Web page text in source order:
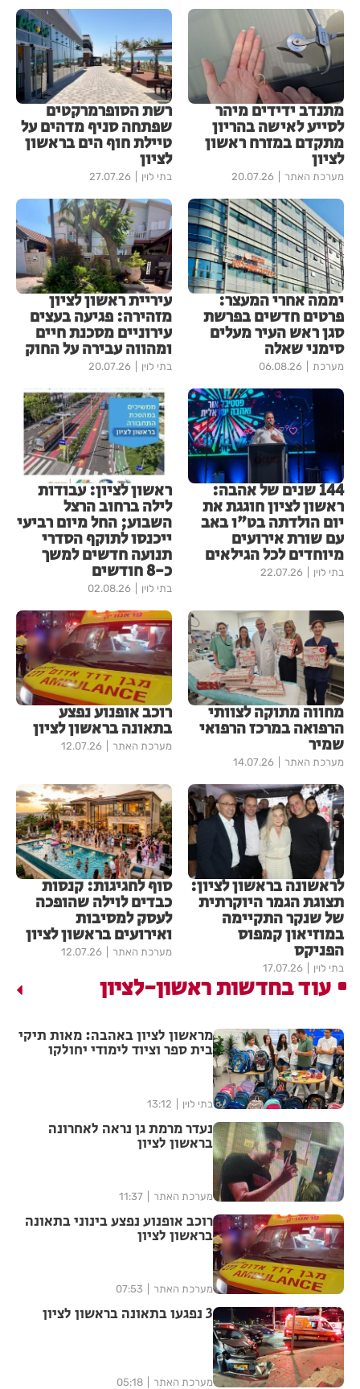
מתנדב ידידים מיהר
לסייע לאישה בהריון
מתקדם במזרח ראשון
לציון
מערכת האתר 20.07.26
רשת הסופרמרקטים
שפתחה סניף מדהים על
טיילת חוף הים בראשון
לציון
בתי לוין 27.07.26
יממה אחרי המעצר:
פרטים חדשים בפרשת
סגן ראש העיר מעלים
סימני שאלה
מערכת 06.08.26
עיריית ראשון לציון
מזהירה: פגיעה בעצים
עירוניים מסכנת חיים
ומהווה עבירה על החוק
בתי לוין 20.07.26
144 שנים של אהבה:
ראשון לציון חוגגת את
יום הולדתה בט"ו באב
עם שורת אירועים
מיוחדים לכל הגילאים
בתי לוין 22.07.26
ראשון לציון: עבודות
לילה ברחוב הרצל
השבוע; החל מיום רביעי
ייכנסו לתוקף הסדרי
תנועה חדשים למשך
כ-8 חודשים
בתי לוין 02.08.26
מחווה מתוקה לצוותי
הרפואה במרכז הרפואי
שמיר
מערכת האתר 14.07.26
רוכב אופנוע נפצע
בתאונה בראשון לציון
מערכת האתר 12.07.26
לראשונה בראשון לציון:
תצוגת הגמר היוקרתית
של שנקר התקיימה
במוזיאון קמפוס
הפניקס
בתי לוין 17.07.26
סוף לחגיגות: קנסות
כבדים לוילה שהופכה
לעסק למסיבות
ואירועים בראשון לציון
מערכת האתר 12.07.26
עוד בחדשות ראשון-לציון
מראשון לציון באהבה: מאות תיקי
בית ספר וציוד לימודי יחולקו
בתי לוין 13:12
נעדר מרמת גן נראה לאחרונה
בראשון לציון
מערכת האתר 11:37
רוכב אופנוע נפצע בינוני בתאונה
בראשון לציון
מערכת האתר 07:53
3 נפגעו בתאונה בראשון לציון
מערכת האתר 05:18